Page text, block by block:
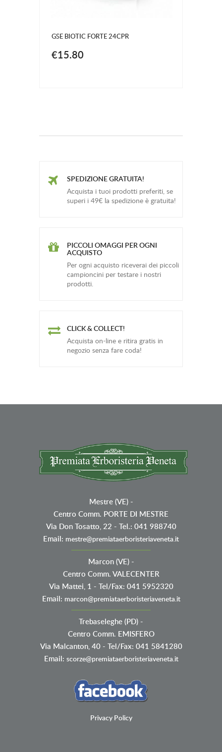
GSE BIOTIC FORTE 24CPR
€15.80
SPEDIZIONE GRATUITA!
Acquista i tuoi prodotti preferiti, se
superi i 49€ la spedizione è gratuita!
PICCOLI OMAGGI PER OGNI
ACQUISTO
Per ogni acquisto riceverai dei piccoli
campioncini per testare i nostri
prodotti.
CLICK & COLLECT!
Acquista on-line e ritira gratis in
negozio senza fare coda!
Mestre (VE)-
Centro Comm. PORTE DI MESTRE
Via Don Tosatto, 22 - Tel.: 041 988740
Email: mestre@premiataerboristeriaveneta.it
Marcon (VE)-
Centro Comm. VALECENTER
Via Mattei, 1 - Tel/Fax: 041 5952320
Email: marcon@premiataerboristeriaveneta.it
Trebaseleghe (PD) -
Centro Comm. EMISFERO
Via Malcanton, 40 - Tel/Fax: 041 5841280
Email: scorze@premiataerboristeriaveneta.it
Privacy Policy